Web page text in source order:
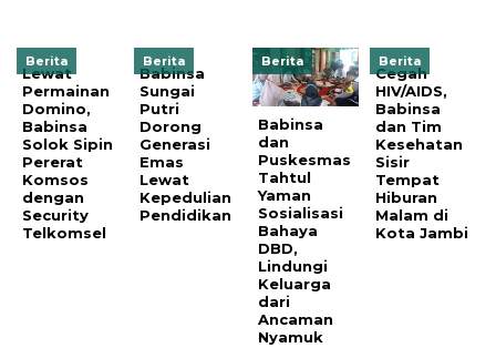
Berita
Lewat
Permainan
Domino,
Babinsa
Solok Sipin
Pererat
Komsos
dengan
Security
Telkomsel
Berita
Babinsa
Sungai
Putri
Dorong
Generasi
Emas
Lewat
Kepedulian
Pendidikan
Berita
Babinsa
dan
Puskesmas
Tahtul
Yaman
Sosialisasi
Bahaya
DBD,
Lindungi
Keluarga
dari
Ancaman
Nyamuk
Berita
Cegah
HIV/AIDS,
Babinsa
dan Tim
Kesehatan
Sisir
Tempat
Hiburan
Malam di
Kota Jambi